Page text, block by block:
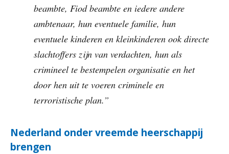
beambte, Fiod beambte en iedere andere
ambtenaar, hun eventuele familie, hun
eventuele kinderen en kleinkinderen ook directe
slachtoffers zijn van verdachten, hun als
crimineel te bestempelen organisatie en het
door hen uit te voeren criminele en
terroristische plan.”
Nederland onder vreemde heerschappij
brengen